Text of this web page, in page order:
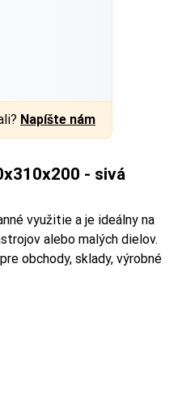
Napíšte nám
- sivá
využitie a je ideálny na
alebo malých dielov.
obchody, sklady, výrobné